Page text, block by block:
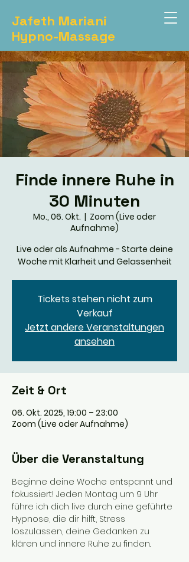
Jafeth Mariani
Hypno-Massage
Finde innere Ruhe in
30 Minuten
Mo., 06. Okt.
  |
Zoom (Live oder
Aufnahme)
Live oder als Aufnahme - Starte deine
Woche mit Klarheit und Gelassenheit
Tickets stehen nicht zum
Verkauf
Jetzt andere Veranstaltungen
ansehen
Zeit & Ort
06. Okt. 2025, 19:00 – 23:00
Zoom (Live oder Aufnahme)
Über die Veranstaltung
Beginne deine Woche entspannt und
fokussiert! Jeden Montag um 9 Uhr
führe ich dich live durch eine geführte
Hypnose, die dir hilft, Stress
loszulassen, deine Gedanken zu
klären und innere Ruhe zu finden.